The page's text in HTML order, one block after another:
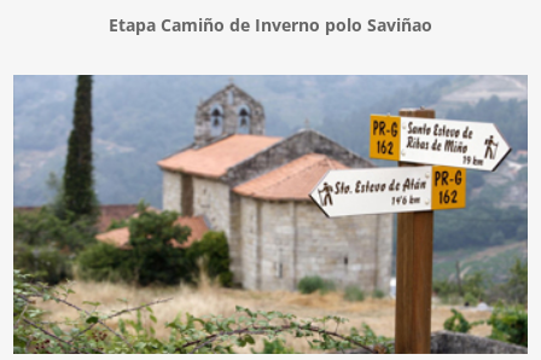
Etapa Camiño de Inverno polo Saviñao